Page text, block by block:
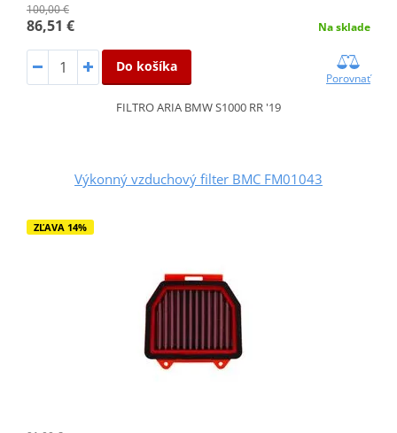
100,00 €
86,51 € Na sklade
Do košíka
Porovnať
FILTRO ARIA BMW S1000 RR '19
Výkonný vzduchový filter BMC FM01043
ZĽAVA 14%